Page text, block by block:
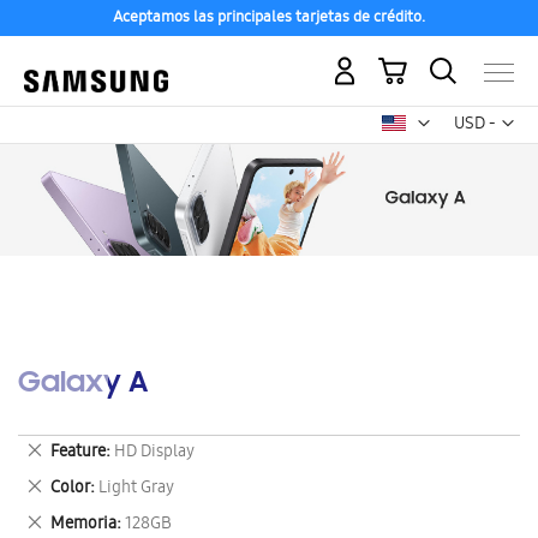
Aceptamos las principales tarjetas de crédito.
USD -
dólar
Mi carrito
Galaxy A
Feature HD Display
Eliminar
este
artículo
Color Light Gray
Eliminar
este
Memoria 128GB
Eliminar